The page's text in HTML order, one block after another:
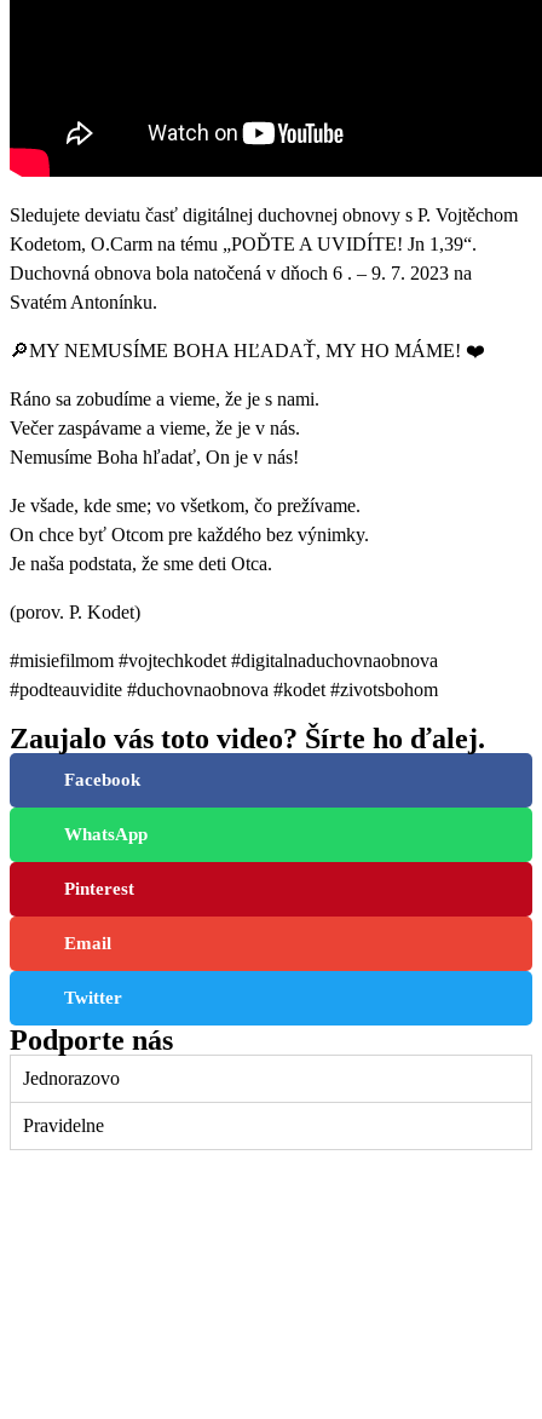
Sledujete deviatu časť digitálnej duchovnej obnovy s P. Vojtěchom
Kodetom, O.Carm na tému „POĎTE A UVIDÍTE! Jn 1,39“.
Duchovná obnova bola natočená v dňoch 6 . – 9. 7. 2023 na
Svatém Antonínku.
🔎MY NEMUSÍME BOHA HĽADAŤ, MY HO MÁME! ❤️
Ráno sa zobudíme a vieme, že je s nami.
Večer zaspávame a vieme, že je v nás.
Nemusíme Boha hľadať, On je v nás!
Je všade, kde sme; vo všetkom, čo prežívame.
On chce byť Otcom pre každého bez výnimky.
Je naša podstata, že sme deti Otca.
(porov. P. Kodet)
#misiefilmom #vojtechkodet #digitalnaduchovnaobnova
#podteauvidite #duchovnaobnova #kodet #zivotsbohom
Zaujalo vás toto video? Šírte ho ďalej.
Facebook
WhatsApp
Pinterest
Email
Twitter
Podporte nás
Jednorazovo
Pravidelne